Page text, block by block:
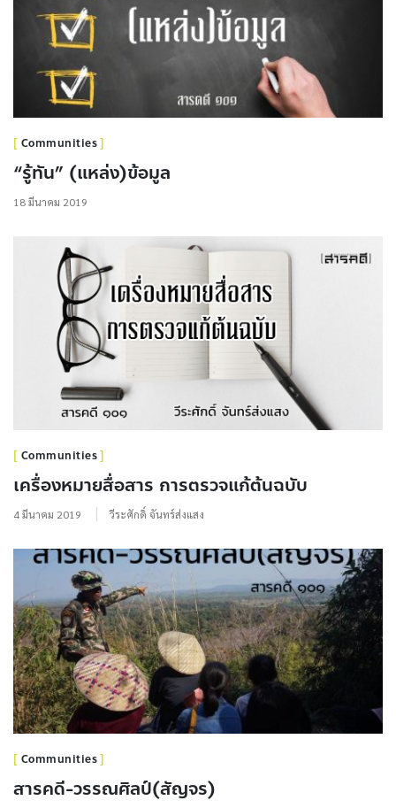
Communities
“รู้ทัน” (แหล่ง)ข้อมูล
18 มีนาคม 2019
Communities
เครื่องหมายสื่อสาร การตรวจแก้ต้นฉบับ
4 มีนาคม 2019 วีระศักดิ์ จันทร์ส่งแสง
Communities
สารคดี-วรรณศิลป์(สัญจร)